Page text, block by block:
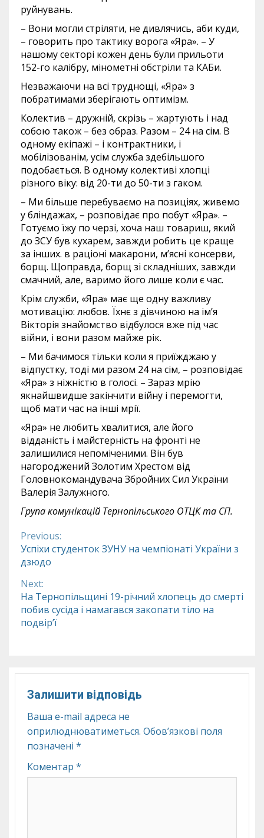
руйнувань.
– Вони могли стріляти, не дивлячись, аби куди,
– говорить про тактику ворога «Яра». – У
нашому секторі кожен день були прильоти
152-го калібру, мінометні обстріли та КАБи.
Незважаючи на всі труднощі, «Яра» з
побратимами зберігають оптимізм.
Колектив – дружній, скрізь – жартують і над
собою також – без образ. Разом – 24 на сім. В
одному екіпажі – і контрактники, і
мобілізованім, усім служба здебільшого
подобається. В одному колективі хлопці
різного віку: від 20-ти до 50-ти з гаком.
– Ми більше перебуваємо на позиціях, живемо
у бліндажах, – розповідає про побут «Яра». –
Готуємо їжу по черзі, хоча наш товариш, який
до ЗСУ був кухарем, завжди робить це краще
за інших. в раціоні макарони, м’ясні консерви,
борщ. Щоправда, борщ зі складніших, завжди
смачний, але, варимо його лише коли є час.
Крім служби, «Яра» має ще одну важливу
мотивацію: любов. Їхнє з дівчиною на ім’я
Вікторія знайомство відбулося вже під час
війни, і вони разом майже рік.
– Ми бачимося тільки коли я приїжджаю у
відпустку, тоді ми разом 24 на сім, – розповідає
«Яра» з ніжністю в голосі. – Зараз мрію
якнайшвидше закінчити війну і перемогти,
щоб мати час на інші мрії.
«Яра» не любить хвалитися, але його
відданість і майстерність на фронті не
залишилися непоміченими. Він був
нагороджений Золотим Хрестом від
Головнокомандувача Збройних Сил України
Валерія Залужного.
Група комунікацій Тернопільського ОТЦК та СП.
Continue
Reading
Previous:
Успіхи студенток ЗУНУ на чемпіонаті України з
дзюдо
Next:
На Тернопільщині 19-річний хлопець до смерті
побив сусіда і намагався закопати тіло на
подвір’ї
Залишити відповідь
Ваша e-mail адреса не
оприлюднюватиметься. Обов’язкові поля
позначені *
Коментар *